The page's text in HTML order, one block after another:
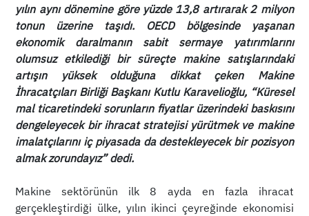
yılın aynı dönemine göre yüzde 13,8 artırarak 2 milyon
tonun üzerine taşıdı. OECD bölgesinde yaşanan
ekonomik daralmanın sabit sermaye yatırımlarını
olumsuz etkilediği bir süreçte makine satışlarındaki
artışın yüksek olduğuna dikkat çeken Makine
İhracatçıları Birliği Başkanı Kutlu Karavelioğlu, “Küresel
mal ticaretindeki sorunların fiyatlar üzerindeki baskısını
dengeleyecek bir ihracat stratejisi yürütmek ve makine
imalatçılarını iç piyasada da destekleyecek bir pozisyon
almak zorundayız” dedi.
Makine sektörünün ilk 8 ayda en fazla ihracat
gerçekleştirdiği ülke, yılın ikinci çeyreğinde ekonomisi